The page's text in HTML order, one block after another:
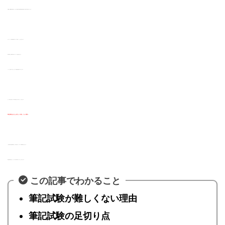
この記事でわかること
筆記試験が難しくない理由
筆記試験の足切り点